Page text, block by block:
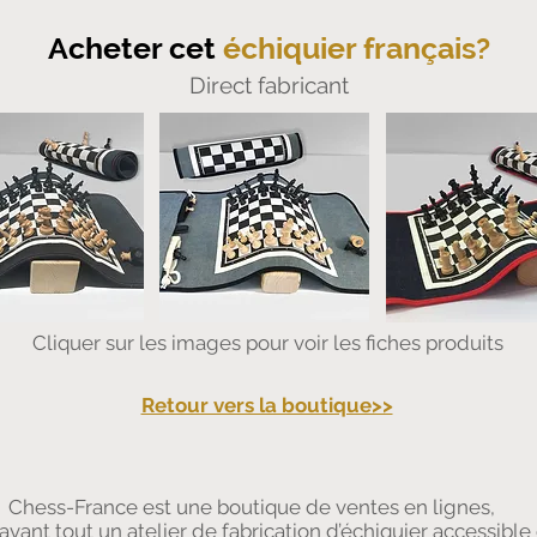
Acheter cet échiquier français?
Direct fabricant
Cliquer sur les images pour voir les fiches produits
Retour vers la boutique>>
Chess-France est une boutique de ventes en lignes,
tout un atelier de fabrication d’échiquier accessible